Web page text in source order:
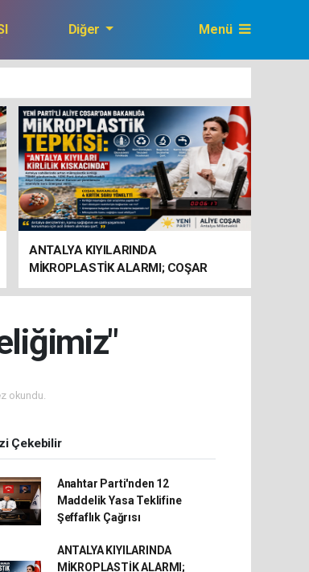
Diğer Menü
ANTALYA KIYILARINDA
MİKROPLASTİK ALARMI; COŞAR
BAKANLIĞA HAREKETE GEÇİN
okundu.
Çekebilir
Anahtar Parti'nden 12
Maddelik Yasa Teklifine
Şeffaflık Çağrısı
ANTALYA KIYILARINDA
MİKROPLASTİK ALARMI;